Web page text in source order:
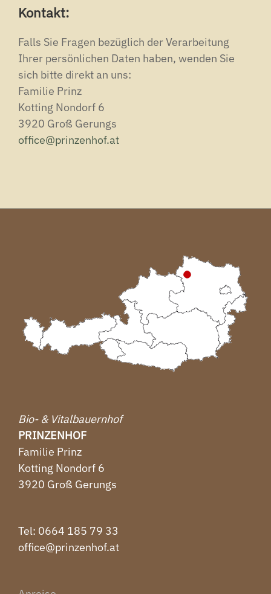
Kontakt:
Falls Sie Fragen bezüglich der Verarbeitung
Ihrer persönlichen Daten haben, wenden Sie
sich bitte direkt an uns:
Familie Prinz
Kotting Nondorf 6
3920 Groß Gerungs
office@prinzenhof.at
Bio- & Vitalbauernhof
PRINZENHOF
Familie Prinz
Kotting Nondorf 6
3920 Groß Gerungs
Tel: ‭0664 185 79 33‬
office@prinzenhof.at